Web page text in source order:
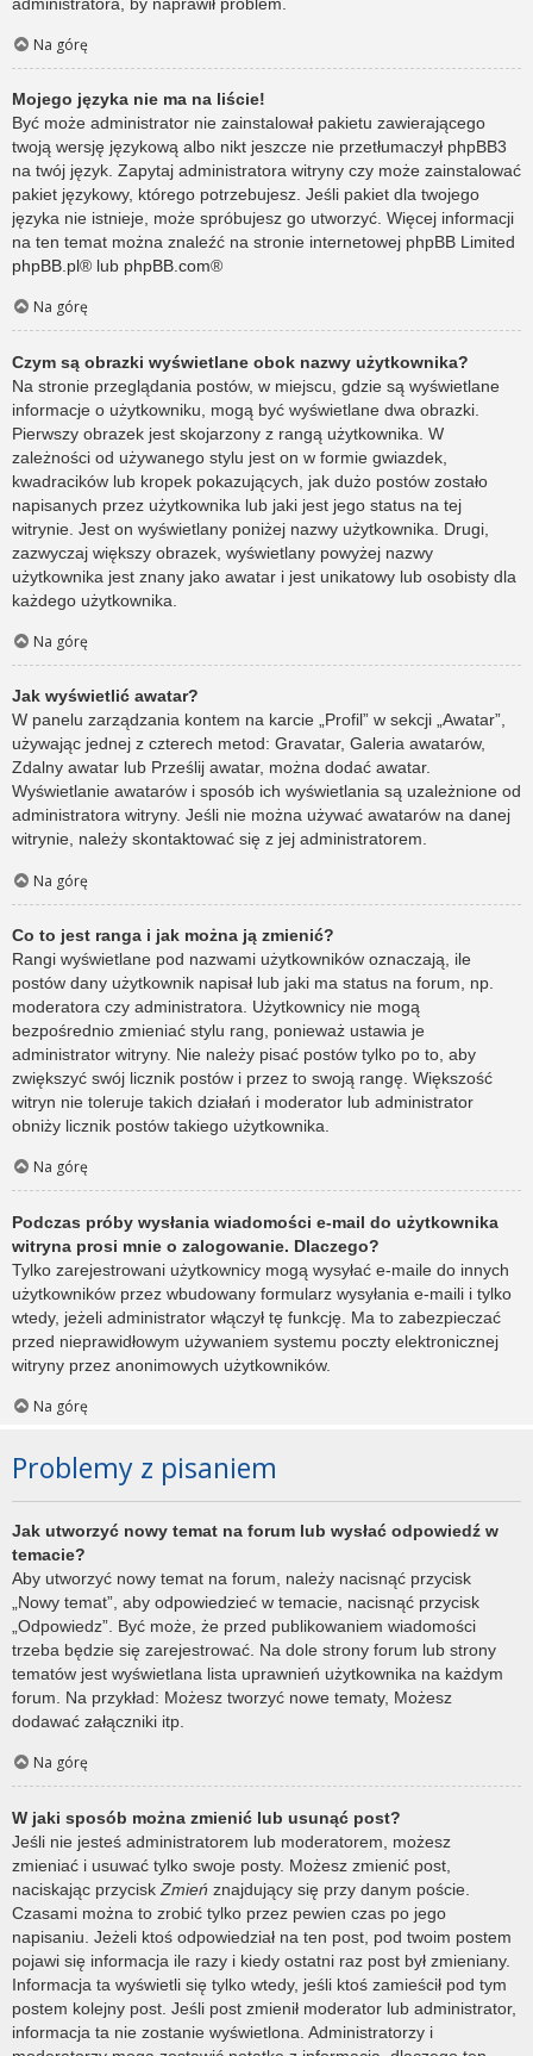
Na górę
Mojego języka nie ma na liście!
Być może administrator nie zainstalował pakietu zawierającego
twoją wersję językową albo nikt jeszcze nie przetłumaczył phpBB3
na twój język. Zapytaj administratora witryny czy może zainstalować
pakiet językowy, którego potrzebujesz. Jeśli pakiet dla twojego
języka nie istnieje, może spróbujesz go utworzyć. Więcej informacji
na ten temat można znaleźć na stronie internetowej phpBB Limited
phpBB.pl® lub phpBB.com®
Na górę
Czym są obrazki wyświetlane obok nazwy użytkownika?
Na stronie przeglądania postów, w miejscu, gdzie są wyświetlane
informacje o użytkowniku, mogą być wyświetlane dwa obrazki.
Pierwszy obrazek jest skojarzony z rangą użytkownika. W
zależności od używanego stylu jest on w formie gwiazdek,
kwadracików lub kropek pokazujących, jak dużo postów zostało
napisanych przez użytkownika lub jaki jest jego status na tej
witrynie. Jest on wyświetlany poniżej nazwy użytkownika. Drugi,
zazwyczaj większy obrazek, wyświetlany powyżej nazwy
użytkownika jest znany jako awatar i jest unikatowy lub osobisty dla
każdego użytkownika.
Na górę
Jak wyświetlić awatar?
W panelu zarządzania kontem na karcie „Profil” w sekcji „Awatar”,
używając jednej z czterech metod: Gravatar, Galeria awatarów,
Zdalny awatar lub Prześlij awatar, można dodać awatar.
Wyświetlanie awatarów i sposób ich wyświetlania są uzależnione od
administratora witryny. Jeśli nie można używać awatarów na danej
witrynie, należy skontaktować się z jej administratorem.
Na górę
Co to jest ranga i jak można ją zmienić?
Rangi wyświetlane pod nazwami użytkowników oznaczają, ile
postów dany użytkownik napisał lub jaki ma status na forum, np.
moderatora czy administratora. Użytkownicy nie mogą
bezpośrednio zmieniać stylu rang, ponieważ ustawia je
administrator witryny. Nie należy pisać postów tylko po to, aby
zwiększyć swój licznik postów i przez to swoją rangę. Większość
witryn nie toleruje takich działań i moderator lub administrator
obniży licznik postów takiego użytkownika.
Na górę
Podczas próby wysłania wiadomości e-mail do użytkownika
witryna prosi mnie o zalogowanie. Dlaczego?
Tylko zarejestrowani użytkownicy mogą wysyłać e-maile do innych
użytkowników przez wbudowany formularz wysyłania e-maili i tylko
wtedy, jeżeli administrator włączył tę funkcję. Ma to zabezpieczać
przed nieprawidłowym używaniem systemu poczty elektronicznej
witryny przez anonimowych użytkowników.
Na górę
Problemy z pisaniem
Jak utworzyć nowy temat na forum lub wysłać odpowiedź w
temacie?
Aby utworzyć nowy temat na forum, należy nacisnąć przycisk
„Nowy temat”, aby odpowiedzieć w temacie, nacisnąć przycisk
„Odpowiedz”. Być może, że przed publikowaniem wiadomości
trzeba będzie się zarejestrować. Na dole strony forum lub strony
tematów jest wyświetlana lista uprawnień użytkownika na każdym
forum. Na przykład: Możesz tworzyć nowe tematy, Możesz
dodawać załączniki itp.
Na górę
W jaki sposób można zmienić lub usunąć post?
Jeśli nie jesteś administratorem lub moderatorem, możesz
zmieniać i usuwać tylko swoje posty. Możesz zmienić post,
naciskając przycisk Zmień znajdujący się przy danym poście.
Czasami można to zrobić tylko przez pewien czas po jego
napisaniu. Jeżeli ktoś odpowiedział na ten post, pod twoim postem
pojawi się informacja ile razy i kiedy ostatni raz post był zmieniany.
Informacja ta wyświetli się tylko wtedy, jeśli ktoś zamieścił pod tym
postem kolejny post. Jeśli post zmienił moderator lub administrator,
informacja ta nie zostanie wyświetlona. Administratorzy i